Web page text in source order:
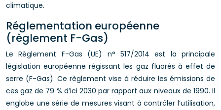
climatique.
Réglementation européenne
(règlement F-Gas)
Le Règlement F-Gas (UE) n° 517/2014 est la principale
législation européenne régissant les gaz fluorés à effet de
serre (F-Gas). Ce règlement vise à réduire les émissions de
ces gaz de 79 % d’ici 2030 par rapport aux niveaux de 1990. Il
englobe une série de mesures visant à contrôler l’utilisation,